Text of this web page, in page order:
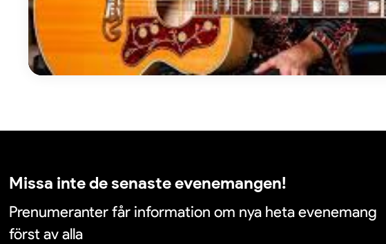
Missa inte de senaste evenemangen!
Prenumeranter får information om nya heta evenemang
först av alla